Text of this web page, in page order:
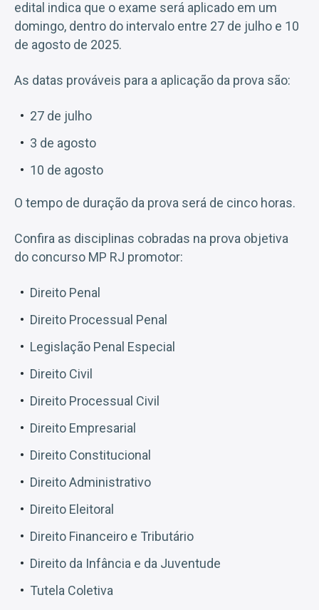
edital indica que o exame será aplicado em um
domingo, dentro do intervalo entre 27 de julho e 10
de agosto de 2025.
As datas prováveis para a aplicação da prova são:
27 de julho
3 de agosto
10 de agosto
O tempo de duração da prova será de cinco horas.
Confira as disciplinas cobradas na prova objetiva
do concurso MP RJ promotor:
Direito Penal
Direito Processual Penal
Legislação Penal Especial
Direito Civil
Direito Processual Civil
Direito Empresarial
Direito Constitucional
Direito Administrativo
Direito Eleitoral
Direito Financeiro e Tributário
Direito da Infância e da Juventude
Tutela Coletiva